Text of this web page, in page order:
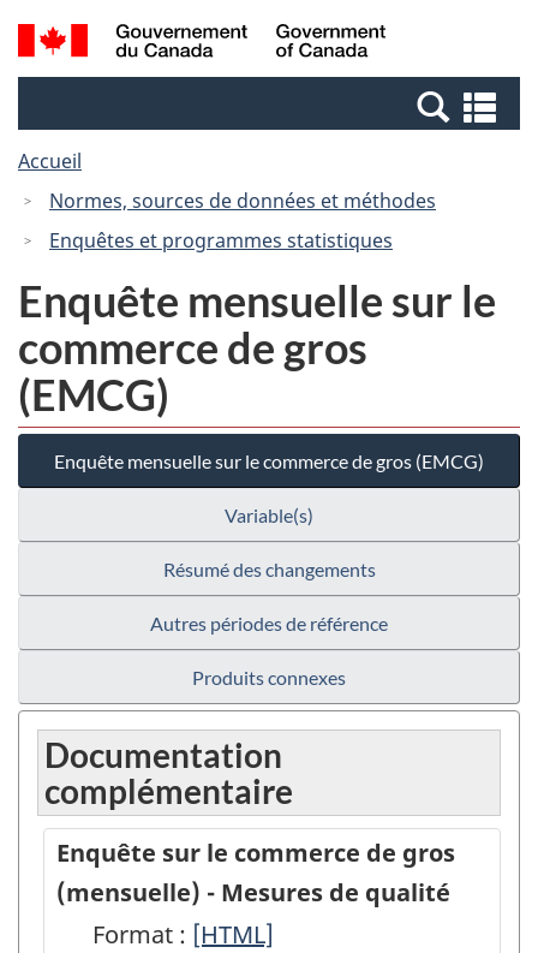
Passer
au
Passer
à
Canada
Recherche
et
et
Accueil
Normes, sources de données et méthodes
Enquêtes et programmes statistiques
Enquête mensuelle sur le
commerce de gros
(EMCG)
Enquête mensuelle sur le commerce de gros (EMCG)
Variable(s)
Résumé des changements
Autres périodes de référence
Produits connexes
Documentation
complémentaire
Enquête sur le commerce de gros
(mensuelle) - Mesures de qualité
Format : Enquête
[HTML]